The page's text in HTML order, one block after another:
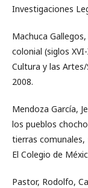
Investigaciones
Machuca
colonial (siglos
Cultura y las
2008.
Mendoza García,
los pueblos
tierras
El Colegio de
Pastor, Rodolfo,